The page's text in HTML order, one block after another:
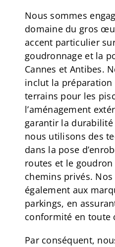
Nous sommes
domaine du gros
accent particulier
goudronnage et la
Cannes et Antibes.
inclut la préparation
terrains pour les
l’aménagement
garantir la
nous utilisons des
dans la pose
routes et le
chemins privés. Nos
également aux
parkings, en
conformité en toute
Par conséquent,